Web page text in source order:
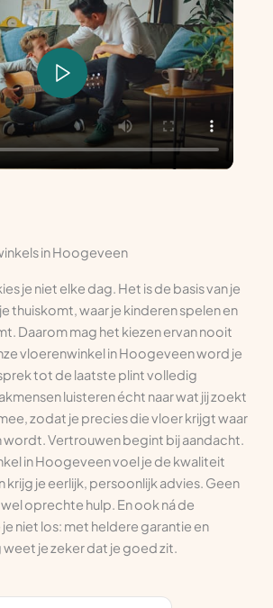
in Hoogeveen
je niet elke dag. Het is de basis van je
thuiskomt, waar je kinderen spelen en
Daarom mag het kiezen ervan nooit
vloerenwinkel in Hoogeveen word je
tot de laatste plint volledig
luisteren écht naar wat jij zoekt
zodat je precies die vloer krijgt waar
wordt. Vertrouwen begint bij aandacht.
in Hoogeveen voel je de kwaliteit
krijg je eerlijk, persoonlijk advies. Geen
oprechte hulp. En ook ná de
niet los: met heldere garantie en
je zeker dat je goed zit.